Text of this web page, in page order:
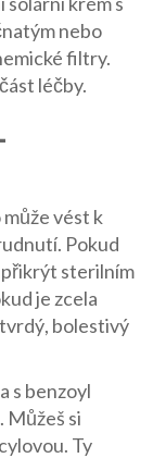
nebo
filtry.
léčby.
vést k
Pokud
přikrýt sterilním
je zcela
bolestivý
s benzoyl
Můžeš si
Ty